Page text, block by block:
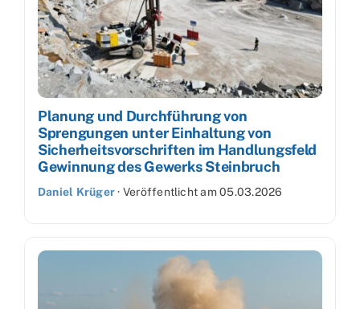
Planung und Durchführung von
Sprengungen unter Einhaltung von
Sicherheitsvorschriften im Handlungsfeld
Gewinnung des Gewerks Steinbruch
Daniel Krüger· Veröffentlicht am05.03.2026